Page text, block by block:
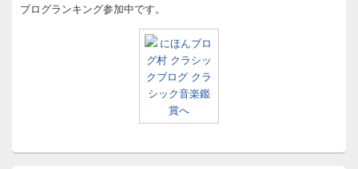
ブログランキング参加中です。